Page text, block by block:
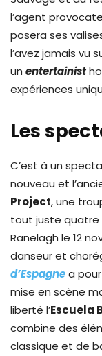
l’agent
posera ses
l’avez jamais vu
un entertainist
expériences
Les
C’est à un
nouveau et
Project, une
tout juste quatre
Ranelagh le 12
danseur et
d’Espagnea
mise en scène
liberté l’Escuela
combine des
classique et de